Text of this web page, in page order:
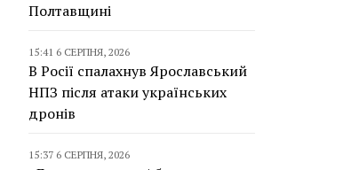
Полтавщині
15:41 6 СЕРПНЯ, 2026
В Росії спалахнув Ярославський
НПЗ після атаки українських
дронів
15:37 6 СЕРПНЯ, 2026